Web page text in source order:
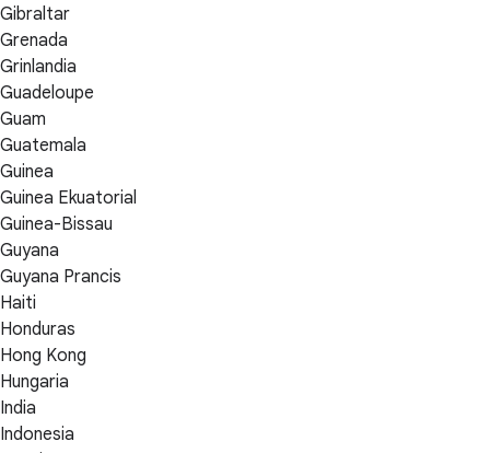
Gibraltar
Grenada
Grinlandia
Guadeloupe
Guam
Guatemala
Guinea
Guinea Ekuatorial
Guinea-Bissau
Guyana
Guyana Prancis
Haiti
Honduras
Hong Kong
Hungaria
India
Indonesia